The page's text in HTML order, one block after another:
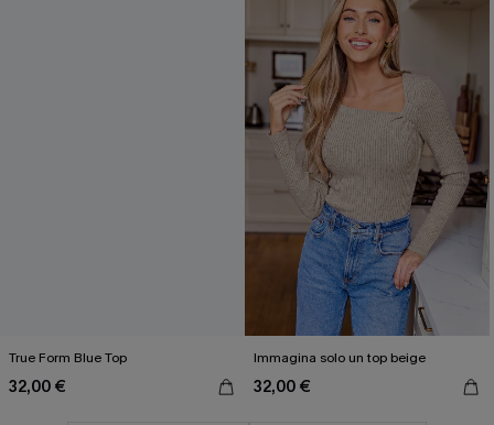
True Form Blue Top
32,00 €
Immagina solo un top beige
32,00 €